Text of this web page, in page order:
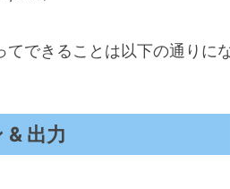
てできることは以下の通りに
& 出力